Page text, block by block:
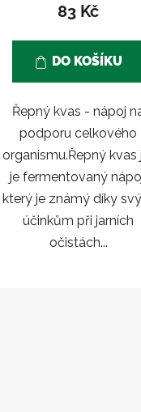
83 Kč
DO KOŠÍKU
Řepný kvas - nápoj
podporu celkového
organismu.Řepný kvas
je fermentovaný
který je známý díky
účinkům při jarních
očistách...